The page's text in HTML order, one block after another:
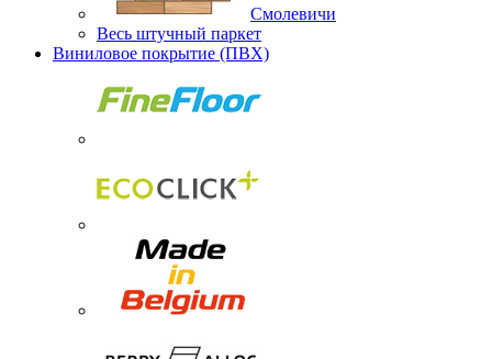
Смолевичи
Весь штучный паркет
Виниловое покрытие (ПВХ)